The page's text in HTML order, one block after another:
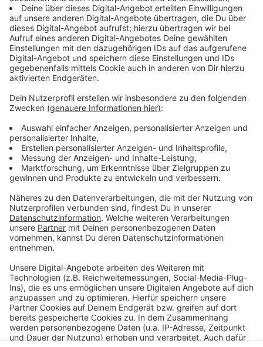
Abschlussparty an der Rather Straße, Eintritt zehn
Euro. Zu allen anderen Büdchen-Events ist der Eintritt
frei.
Anzeige
Weitere Infos und Links zum Thema:
Das Büdchentag-Programm 2024
Eine kleine Bilanz des vergangenen Jahres
Zoll kontrolliert Düsseldorfer Büdchen
Anzeige
Anzeige